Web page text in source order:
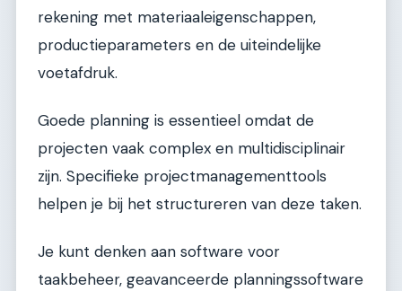
rekening met materiaaleigenschappen,
productieparameters en de uiteindelijke
voetafdruk.
Goede planning is essentieel omdat de
projecten vaak complex en multidisciplinair
zijn. Specifieke projectmanagementtools
helpen je bij het structureren van deze taken.
Je kunt denken aan software voor
taakbeheer, geavanceerde planningssoftware